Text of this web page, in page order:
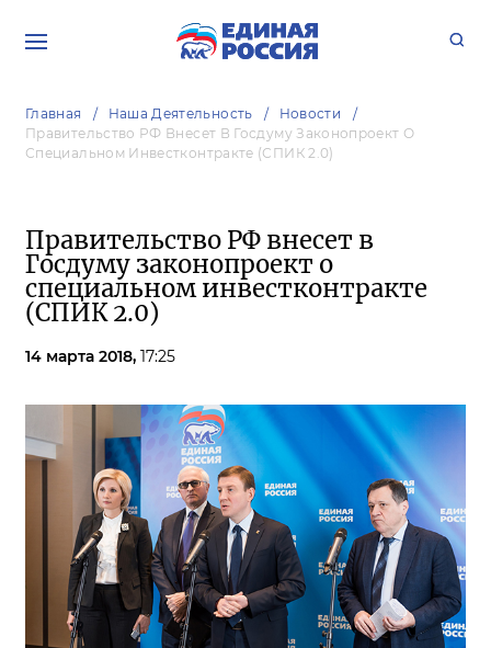
Главная Наша Деятельность
Новости
Правительство РФ Внесет В Госдуму Законопроект О
Специальном Инвестконтракте (СПИК 2.0)
Правительство РФ внесет в
Госдуму законопроект о
специальном инвестконтракте
(СПИК 2.0)
14 марта 2018, 17:25